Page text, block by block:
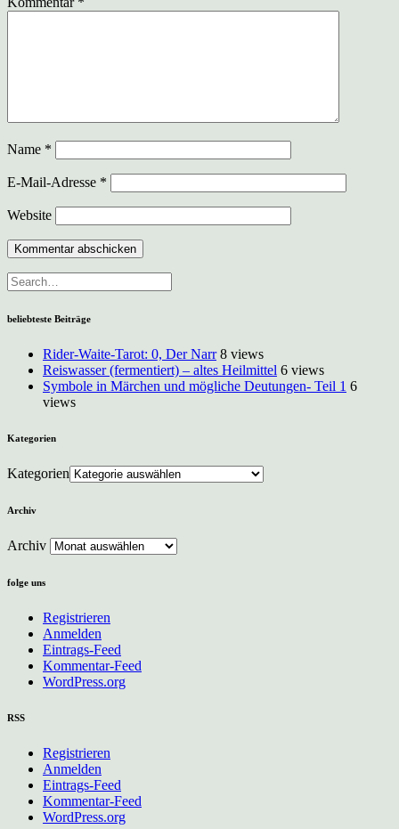
Name *
E-Mail-Adresse *
Website
beliebteste Beiträge
Rider-Waite-Tarot: 0, Der Narr 8 views
Reiswasser (fermentiert) – altes Heilmittel 6 views
Symbole in Märchen und mögliche Deutungen- Teil 1 6
views
Kategorien
Kategorien
Archiv
Archiv
folge uns
Registrieren
Anmelden
Eintrags-Feed
Kommentar-Feed
WordPress.org
RSS
Registrieren
Anmelden
Eintrags-Feed
Kommentar-Feed
WordPress.org